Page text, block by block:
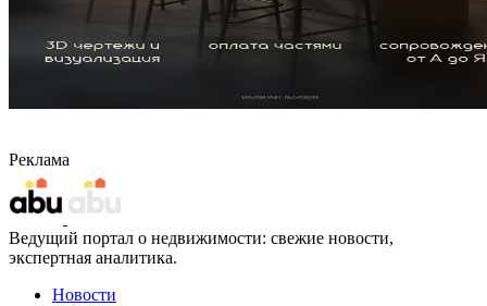
Реклама
Ведущий портал о недвижимости: свежие новости,
экспертная аналитика.
Новости